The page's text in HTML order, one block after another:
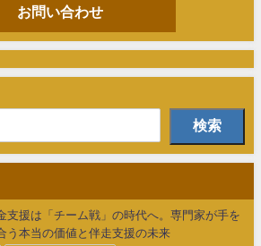
お問い合わせ
検索
支援は「チーム戦」の時代へ。専門家が手を
う本当の価値と伴走支援の未来